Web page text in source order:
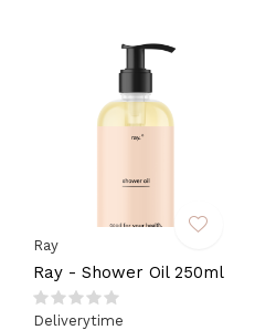
Ray
Ray - Shower Oil 250ml
Deliverytime